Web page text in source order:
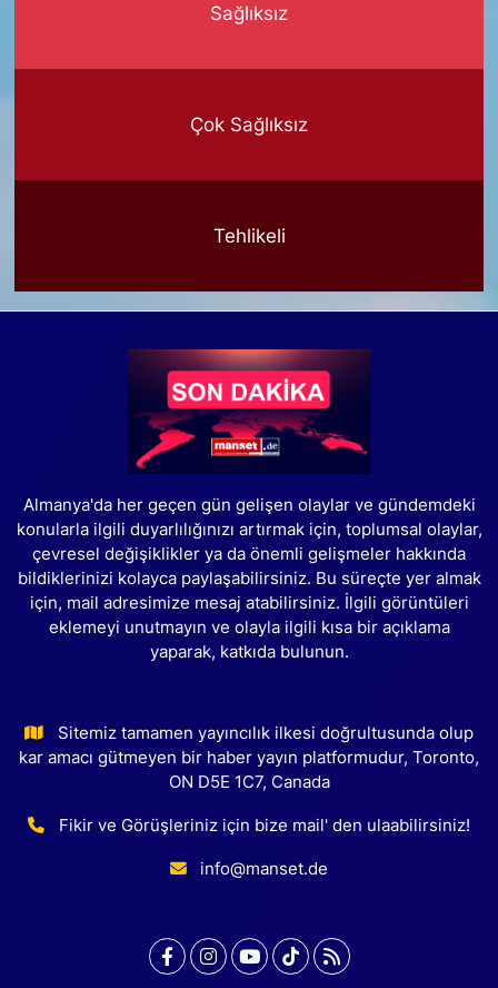
Sağlıksız
Çok Sağlıksız
Tehlikeli
Almanya'da her geçen gün gelişen olaylar ve gündemdeki
konularla ilgili duyarlılığınızı artırmak için, toplumsal olaylar,
çevresel değişiklikler ya da önemli gelişmeler hakkında
bildiklerinizi kolayca paylaşabilirsiniz. Bu süreçte yer almak
için, mail adresimize mesaj atabilirsiniz. İlgili görüntüleri
eklemeyi unutmayın ve olayla ilgili kısa bir açıklama
yaparak, katkıda bulunun.
Sitemiz tamamen yayıncılık ilkesi doğrultusunda olup
kar amacı gütmeyen bir haber yayın platformudur, Toronto,
ON D5E 1C7, Canada
Fikir ve Görüşleriniz için bize mail' den ulaabilirsiniz!
info@manset.de